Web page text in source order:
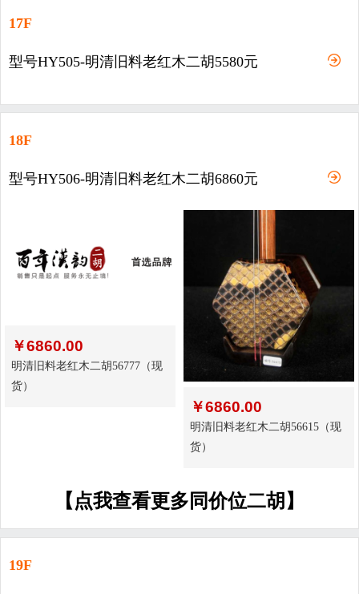
17F
型号HY505-明清旧料老红木二胡5580元
18F
型号HY506-明清旧料老红木二胡6860元
￥6860.00
明清旧料老红木二胡56777（现
货）
￥6860.00
明清旧料老红木二胡56615（现
货）
【点我查看更多同价位二胡】
19F